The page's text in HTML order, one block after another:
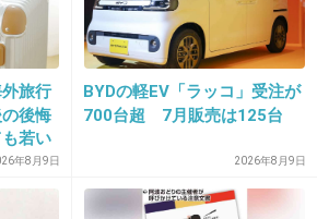
って顔はカワイイと思うんだけどね。
+48 -68
旅行
後悔
若い
切実な
年8月9日
BYDの軽EV「ラッコ」受注が
700台超 7月販売は125台
2026年8月9日